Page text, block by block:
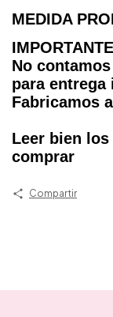
MEDIDA
IMPORTANTE
No
para entrega
Fabricamos
Leer bien
comprar
Compartir